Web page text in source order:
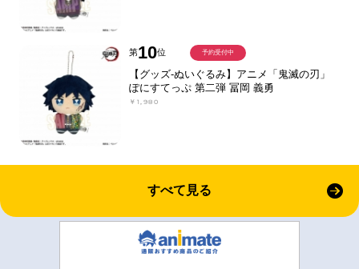
第10位
【グッズ-ぬいぐるみ】アニメ「鬼滅の刃」
ぽにすてっぷ 第二弾 冨岡 義勇
￥1,980
予約受付中
すべて見る